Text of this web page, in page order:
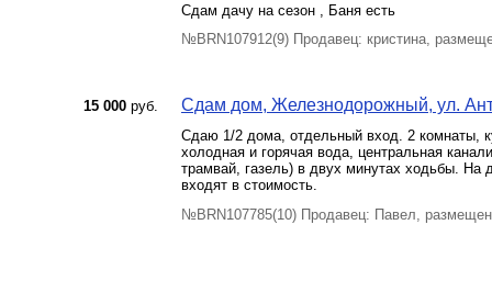
Сдам дачу на сезон , Баня есть
№BRN107912(9) Продавец: кристина,
15 000 руб. Сдам дом, Железнодорожный, ул.
Сдаю 1/2 дома, отдельный вход. 2 комнаты,
холодная и горячая вода, центральная
трамвай, газель) в двух минутах ходьбы.
входят в стоимость.
№BRN107785(10) Продавец: Павел,